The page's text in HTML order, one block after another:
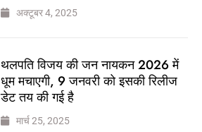
अक्टूबर 4, 2025
थलपति विजय की जन नायकन 2026 में
धूम मचाएगी, 9 जनवरी को इसकी रिलीज
डेट तय की गई है
मार्च 25, 2025